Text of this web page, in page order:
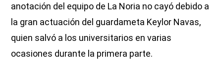
anotación del equipo de La Noria no cayó debido a
la gran actuación del guardameta Keylor Navas,
quien salvó a los universitarios en varias
ocasiones durante la primera parte.